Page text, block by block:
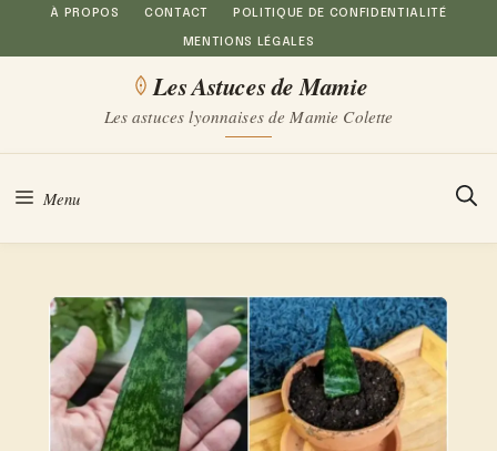
Aller
au
À PROPOS CONTACT POLITIQUE DE CONFIDENTIALITÉ
MENTIONS LÉGALES
Les Astuces de Mamie
Les astuces lyonnaises de Mamie Colette
Menu